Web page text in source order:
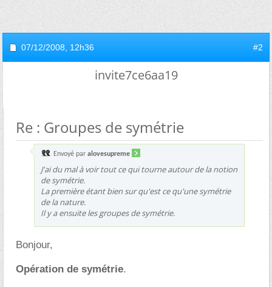
07/12/2008, 12h36 #2
invite7ce6aa19
Re : Groupes de symétrie
Envoyé par alovesupreme
J'ai du mal à voir tout ce qui tourne autour de la notion
de symétrie.
La première étant bien sur qu'est ce qu'une symétrie
de la nature.
Il y a ensuite les groupes de symétrie.
Bonjour,
Opération de symétrie.